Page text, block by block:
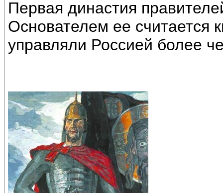
Первая династия
Основателем ее считается
управляли Россией более